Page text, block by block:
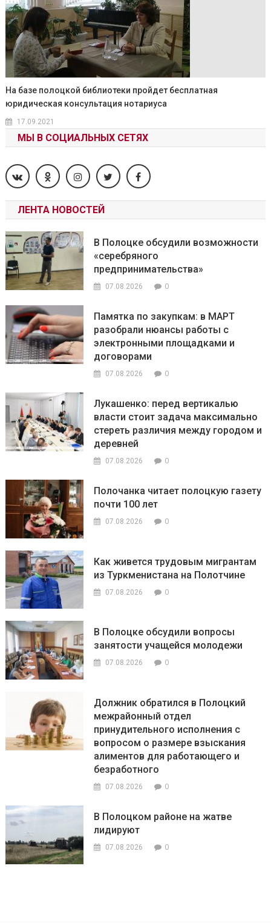
На базе полоцкой библиотеки пройдет бесплатная
юридическая консультация нотариуса
17.09.2021
МЫ В СОЦИАЛЬНЫХ СЕТЯХ
ЛЕНТА НОВОСТЕЙ
В Полоцке обсудили возможности
«серебряного
предпринимательства»
07.08.2026 0
Памятка по закупкам: в МАРТ
разобрали нюансы работы с
электронными площадками и
договорами
07.08.2026 0
Лукашенко: перед вертикалью
власти стоит задача максимально
стереть различия между городом и
деревней
07.08.2026 0
Полочанка читает полоцкую газету
почти 100 лет
07.08.2026 0
Как живется трудовым мигрантам
из Туркменистана на Полотчине
07.08.2026 0
В Полоцке обсудили вопросы
занятости учащейся молодежи
07.08.2026 0
Должник обратился в Полоцкий
межрайонный отдел
принудительного исполнения с
вопросом о размере взыскания
алиментов для работающего и
безработного
07.08.2026 0
В Полоцком районе на жатве
лидируют
07.08.2026 0